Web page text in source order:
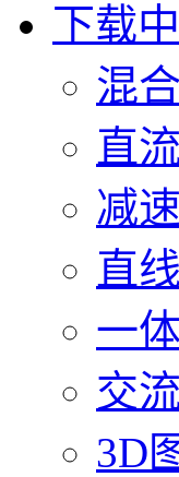
下载
混
直
减
直
一
交
3D